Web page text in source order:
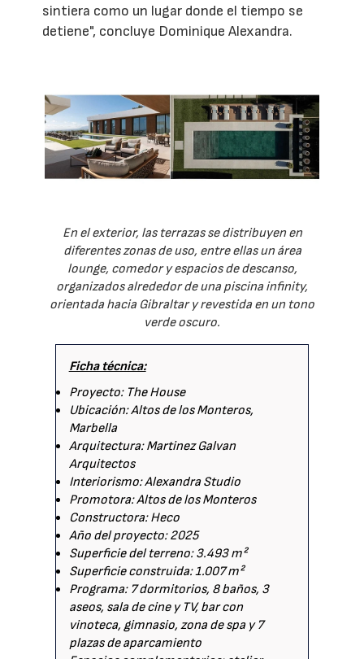
sintiera como un lugar donde el tiempo se
detiene", concluye Dominique Alexandra.
En el exterior, las terrazas se distribuyen en
diferentes zonas de uso, entre ellas un área
lounge, comedor y espacios de descanso,
organizados alrededor de una piscina infinity,
orientada hacia Gibraltar y revestida en un tono
verde oscuro.
Ficha técnica:
Proyecto: The House
Ubicación: Altos de los Monteros,
Marbella
Arquitectura: Martinez Galvan
Arquitectos
Interiorismo: Alexandra Studio
Promotora: Altos de los Monteros
Constructora: Heco
Año del proyecto: 2025
Superficie del terreno: 3.493 m²
Superficie construida: 1.007 m²
Programa: 7 dormitorios, 8 baños, 3
aseos, sala de cine y TV, bar con
vinoteca, gimnasio, zona de spa y 7
plazas de aparcamiento